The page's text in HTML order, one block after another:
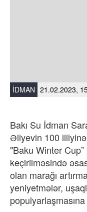
İDMAN 21.02.2023,
Bakı Su İdman
Əliyevin 100
"Baku Winter Cup”
keçirilməsində
olan marağı
yeniyetmələr,